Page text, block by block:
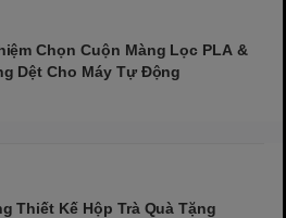
Chọn Cuộn Màng Lọc PLA &
Dệt Cho Máy Tự Động
Thiết Kế Hộp Trà Quà Tặng